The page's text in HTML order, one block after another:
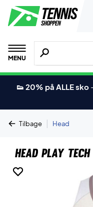
MENU
Søg efter
👟 20% på ALLE sko
Tilbage | Head
Head Play